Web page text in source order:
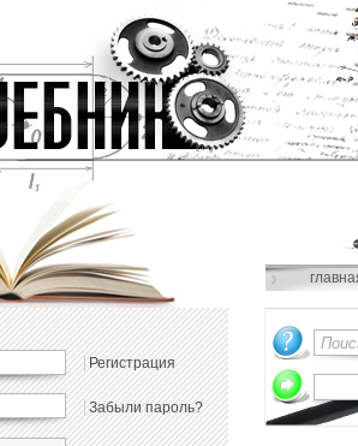
Регистрация
Забыли пароль?